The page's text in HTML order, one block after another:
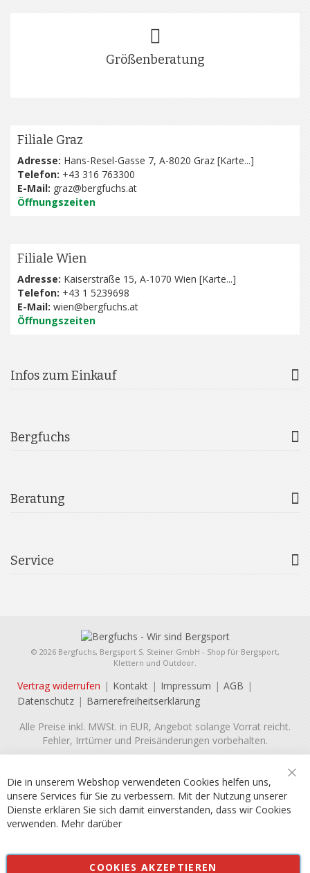
Größenberatung
Filiale Graz
Adresse: Hans-Resel-Gasse 7, A-8020 Graz [Karte...]
Telefon: +43 316 763300
E-Mail: graz@bergfuchs.at
Öffnungszeiten
Filiale Wien
Adresse: Kaiserstraße 15, A-1070 Wien [Karte...]
Telefon: +43 1 5239698
E-Mail: wien@bergfuchs.at
Öffnungszeiten
Infos zum Einkauf
Bergfuchs
Beratung
Service
© 2026 Bergfuchs, Bergsport S. Steiner GmbH - Shop für Bergsport,
Klettern und Outdoor.
Vertrag widerrufen Kontakt Impressum
AGB
Datenschutz
Barrierefreiheitserklärung
Alle Preise inkl. MWSt. in EUR, Angebot solange Vorrat reicht.
Fehler, Irrtümer und Preisänderungen vorbehalten.
Die in unserem Webshop verwendeten Cookies helfen uns,
unsere Services für Sie zu verbessern. Mit der Nutzung unserer
Dienste erklären Sie sich damit einverstanden, dass wir Cookies
verwenden. Mehr darüber
COOKIES AKZEPTIEREN